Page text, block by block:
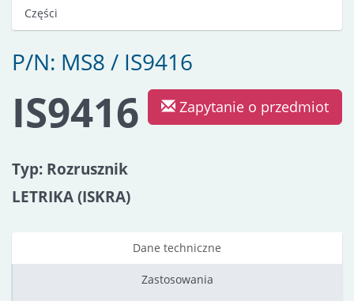
Części
P/N: MS8 / IS9416
Zapytanie o przedmiot
IS9416
Typ: Rozrusznik
LETRIKA (ISKRA)
Dane techniczne
Zastosowania